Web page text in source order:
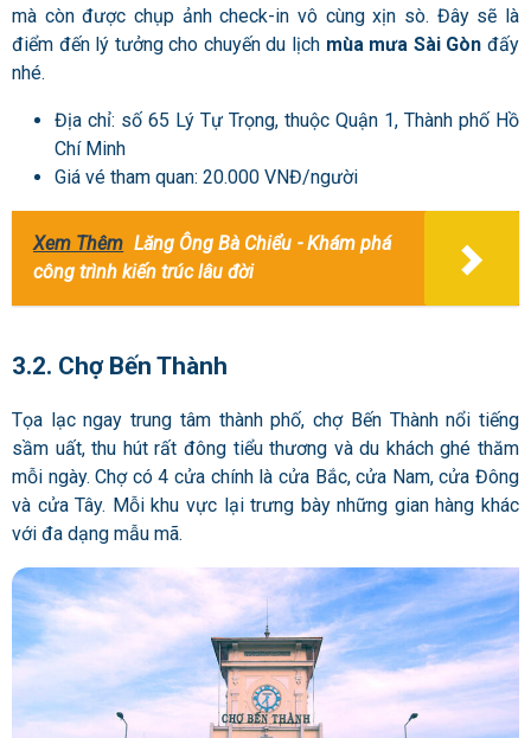
mà còn được chụp ảnh check-in vô cùng xịn sò. Đây sẽ là
điểm đến lý tưởng cho chuyến du lịch mùa mưa Sài Gòn đấy
nhé.
Địa chỉ: số 65 Lý Tự Trọng, thuộc Quận 1, Thành phố Hồ
Chí Minh
Giá vé tham quan: 20.000 VNĐ/người
Xem Thêm Lăng Ông Bà Chiểu - Khám phá
công trình kiến trúc lâu đời
3.2. Chợ Bến Thành
Tọa lạc ngay trung tâm thành phố, chợ Bến Thành nổi tiếng
sầm uất, thu hút rất đông tiểu thương và du khách ghé thăm
mỗi ngày. Chợ có 4 cửa chính là cửa Bắc, cửa Nam, cửa Đông
và cửa Tây. Mỗi khu vực lại trưng bày những gian hàng khác
với đa dạng mẫu mã.